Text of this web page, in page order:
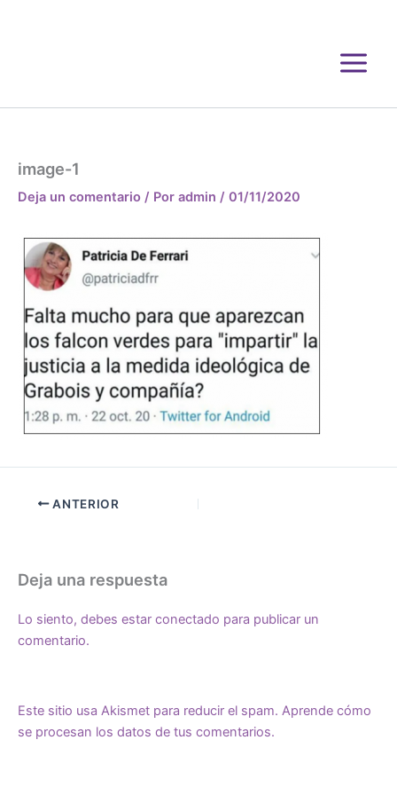
image-1
Deja un comentario / Por admin / 01/11/2020
ANTERIOR
Deja una respuesta
Lo siento, debes estar conectado para publicar un
comentario.
Este sitio usa Akismet para reducir el spam. Aprende cómo
se procesan los datos de tus comentarios.